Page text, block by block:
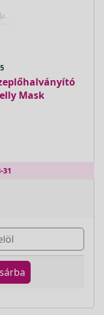
Mask
31